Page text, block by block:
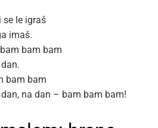
se le igraš
imaš.
bam bam
bam bam
na dan – bam bam bam!